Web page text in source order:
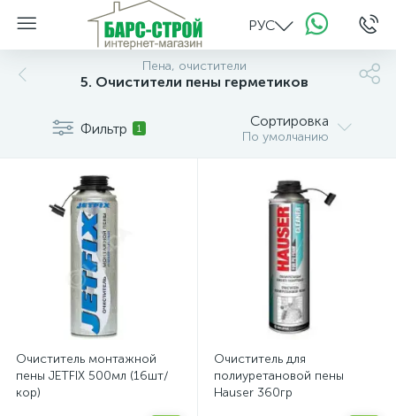
РУС
Пена, очистители
5. Очистители пены герметиков
Фильтр 1 Сортировка
По умолчанию
Очиститель монтажной
пены JETFIX 500мл (16шт/
кор)
Очиститель для
полиуретановой пены
Hauser 360гр